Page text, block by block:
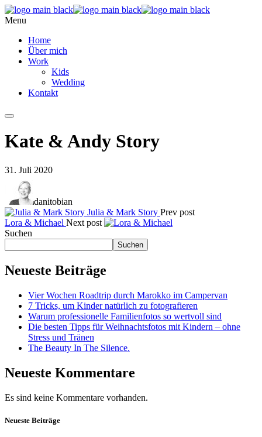
Menu
Home
Über mich
Work
Kids
Wedding
Kontakt
Kate & Andy Story
31. Juli 2020
danitobian
Julia & Mark Story Prev post
Lora & Michael Next post
Suchen
Suchen
Neueste Beiträge
Vier Wochen Roadtrip durch Marokko im Campervan
7 Tricks, um Kinder natürlich zu fotografieren
Warum professionelle Familienfotos so wertvoll sind
Die besten Tipps für Weihnachtsfotos mit Kindern – ohne
Stress und Tränen
The Beauty In The Silence.
Neueste Kommentare
Es sind keine Kommentare vorhanden.
Neueste Beiträge